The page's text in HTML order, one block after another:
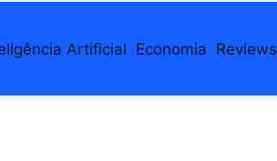
Artificial Economia Reviews